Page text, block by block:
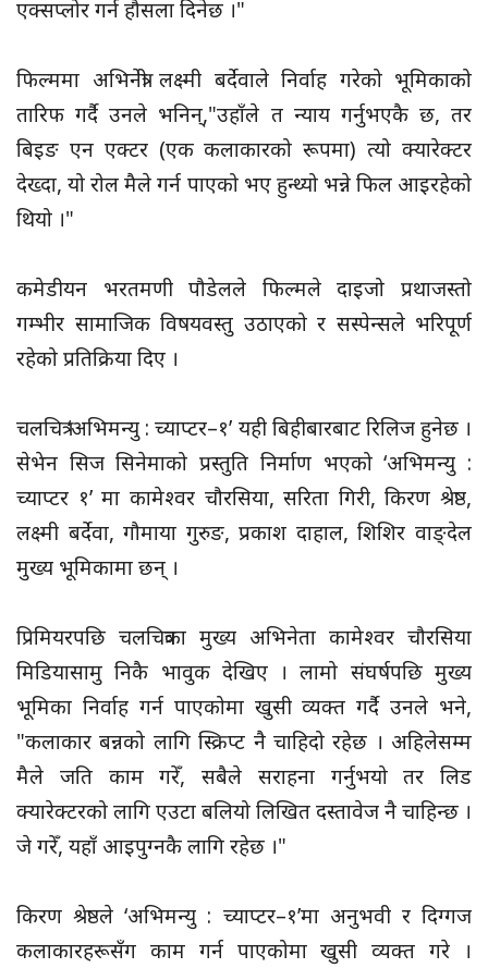
एक्सप्लोर गर्न हौसला दिनेछ ।"
फिल्ममा अभिनेत्री लक्ष्मी बर्देवाले निर्वाह गरेको भूमिकाको
तारिफ गर्दै उनले भनिन्,"उहाँले त न्याय गर्नुभएकै छ, तर
बिइङ एन एक्टर (एक कलाकारको रूपमा) त्यो क्यारेक्टर
देख्दा, यो रोल मैले गर्न पाएको भए हुन्थ्यो भन्ने फिल आइरहेको
थियो ।"
कमेडीयन भरतमणी पौडेलले फिल्मले दाइजो प्रथाजस्तो
गम्भीर सामाजिक विषयवस्तु उठाएको र सस्पेन्सले भरिपूर्ण
रहेको प्रतिक्रिया दिए ।
चलचित्र ‘अभिमन्यु : च्याप्टर–१’ यही बिहीबारबाट रिलिज हुनेछ ।
सेभेन सिज सिनेमाको प्रस्तुति निर्माण भएको ‘अभिमन्यु :
च्याप्टर १’ मा कामेश्वर चौरसिया, सरिता गिरी, किरण श्रेष्ठ,
लक्ष्मी बर्देवा, गौमाया गुरुङ, प्रकाश दाहाल, शिशिर वाङ्देल
मुख्य भूमिकामा छन् ।
प्रिमियरपछि चलचित्रका मुख्य अभिनेता कामेश्वर चौरसिया
मिडियासामु निकै भावुक देखिए । लामो संघर्षपछि मुख्य
भूमिका निर्वाह गर्न पाएकोमा खुसी व्यक्त गर्दै उनले भने,
"कलाकार बन्नको लागि स्क्रिप्ट नै चाहिदो रहेछ । अहिलेसम्म
मैले जति काम गरेँ, सबैले सराहना गर्नुभयो तर लिड
क्यारेक्टरको लागि एउटा बलियो लिखित दस्तावेज नै चाहिन्छ ।
जे गरेँ, यहाँ आइपुग्नकै लागि रहेछ ।"
किरण श्रेष्ठले ‘अभिमन्यु : च्याप्टर–१’मा अनुभवी र दिग्गज
कलाकारहरूसँग काम गर्न पाएकोमा खुसी व्यक्त गरे ।